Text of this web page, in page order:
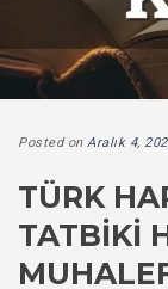
Posted on Aralık 4,
TÜRK
TATBIKI